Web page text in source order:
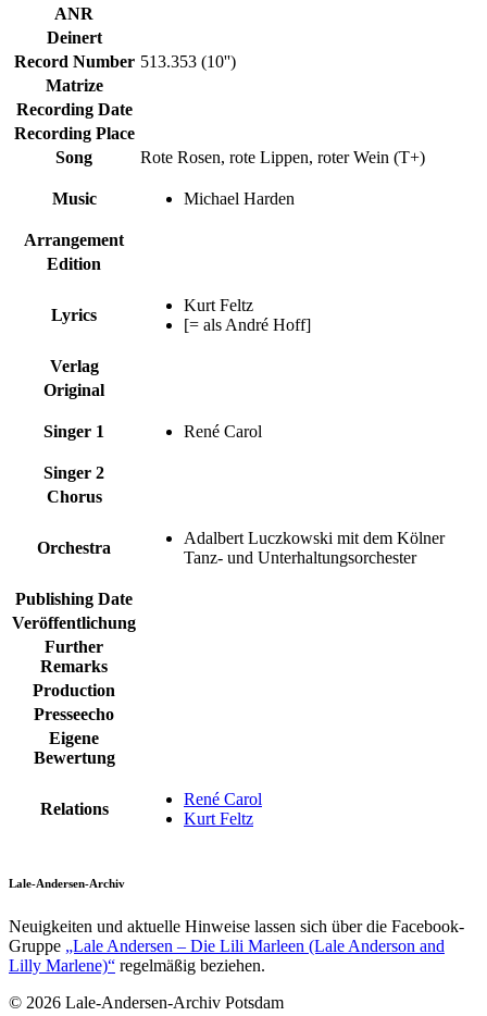
ANR
Deinert
Record Number 513.353 (10'')
Matrize
Recording Date
Recording Place
Song
Rote Rosen, rote Lippen, roter Wein (T+)
Music Michael Harden
Arrangement
Edition
Lyrics
Kurt Feltz
[= als André Hoff]
Verlag
Original
Singer 1 René Carol
Singer 2
Chorus
Orchestra
Adalbert Luczkowski mit dem Kölner
Tanz- und Unterhaltungsorchester
Publishing Date
Veröffentlichung
Further
Remarks
Production
Presseecho
Eigene
Bewertung
Relations
René Carol
Kurt Feltz
Lale-Andersen-Archiv
Neuigkeiten und aktuelle Hinweise lassen sich über die Facebook-
Gruppe „Lale Andersen – Die Lili Marleen (Lale Anderson and
Lilly Marlene)“ regelmäßig beziehen.
© 2026 Lale-Andersen-Archiv Potsdam